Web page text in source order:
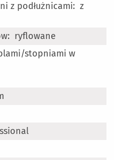
z
ryflowane